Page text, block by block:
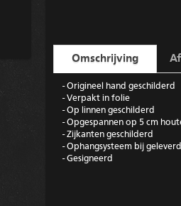
Omschrijving
- Origineel hand geschilderd
- Verpakt in folie
- Op linnen geschilderd
- Opgespannen op 5 cm
- Zijkanten geschilderd
- Ophangsysteem bij geleverd
- Gesigneerd